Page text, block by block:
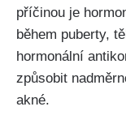
příčinou je
během puberty,
hormonální
způsobit
akné.